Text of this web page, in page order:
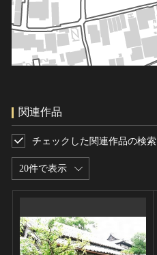
関連作品
20件で表示
チェックした関連作品の検索